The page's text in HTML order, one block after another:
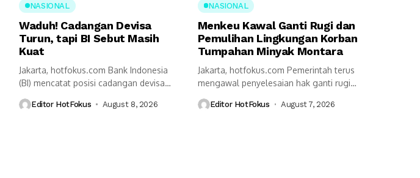
NASIONAL
Waduh! Cadangan Devisa
Turun, tapi BI Sebut Masih
Kuat
Jakarta, hotfokus.com Bank Indonesia
(BI) mencatat posisi cadangan devisa
Editor HotFokus August 8, 2026
NASIONAL
Menkeu Kawal Ganti Rugi dan
Pemulihan Lingkungan Korban
Tumpahan Minyak Montara
Jakarta, hotfokus.com Pemerintah terus
mengawal penyelesaian hak ganti rugi
Editor HotFokus August 7, 2026